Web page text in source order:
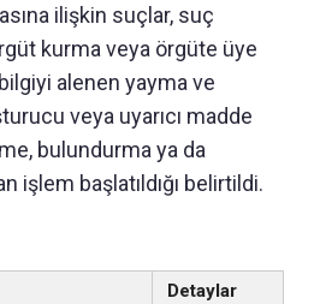
ilişkin suçlar, suç
kurma veya örgüte üye
bilgiyi alenen yayma ve
veya uyarıcı madde
bulundurma ya da
işlem başlatıldığı belirtildi.
Detaylar